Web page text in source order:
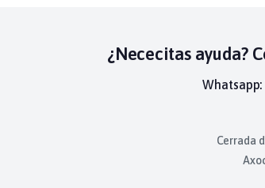
¿Nececitas ayuda?
Cerrada